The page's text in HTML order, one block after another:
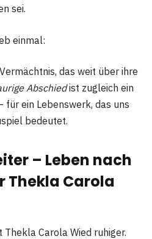
sei.
einmal:
das weit über ihre
Abschiedist zugleich ein
für ein Lebenswerk, das uns
bedeutet.
– Leben nach
Thekla Carola
Carola Wied ruhiger.